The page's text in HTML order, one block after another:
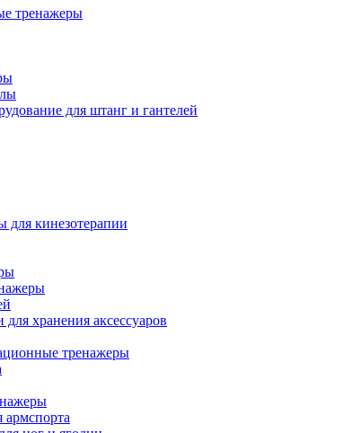
тренажеры
для штанг и гантелей
для кинезотерапии
для хранения аксессуаров
тренажеры